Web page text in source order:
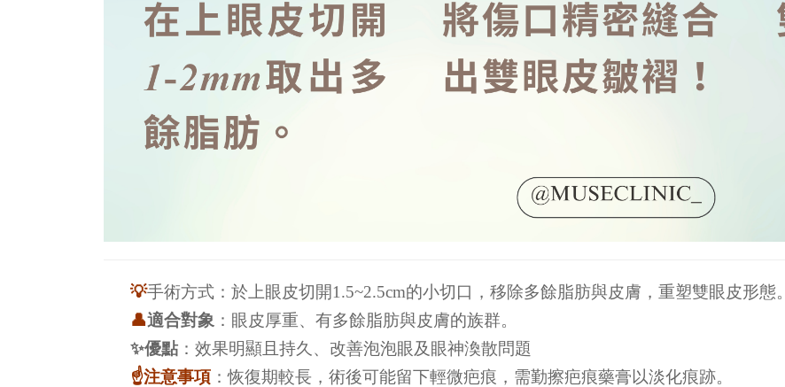
💡手術方式：於上眼皮切開1.5~2.5cm的小切口，移除多餘脂肪與皮膚，重塑雙眼皮形態。
👤適合對象 ：眼皮厚重、有多餘脂肪與皮膚的族群。
✨優點 ： 效果明顯且持久、 改善泡泡眼及眼神渙散問題
☝️注意事項 ：恢復期較長，術後可能留下輕微疤痕，需勤擦疤痕藥膏以淡化痕跡。